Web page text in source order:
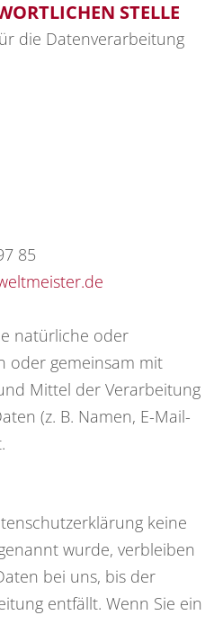
STELLE
die Datenverarbeitung
85
natürliche oder
oder gemeinsam mit
Mittel der Verarbeitung
(z. B. Namen, E-Mail-
keine
wurde, verbleiben
bei uns, bis der
entfällt. Wenn Sie ein